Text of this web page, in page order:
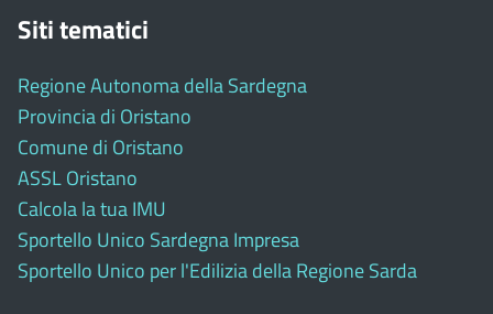
Siti tematici
Regione Autonoma della Sardegna
Provincia di Oristano
Comune di Oristano
ASSL Oristano
Calcola la tua IMU
Sportello Unico Sardegna Impresa
Sportello Unico per l'Edilizia della Regione Sarda